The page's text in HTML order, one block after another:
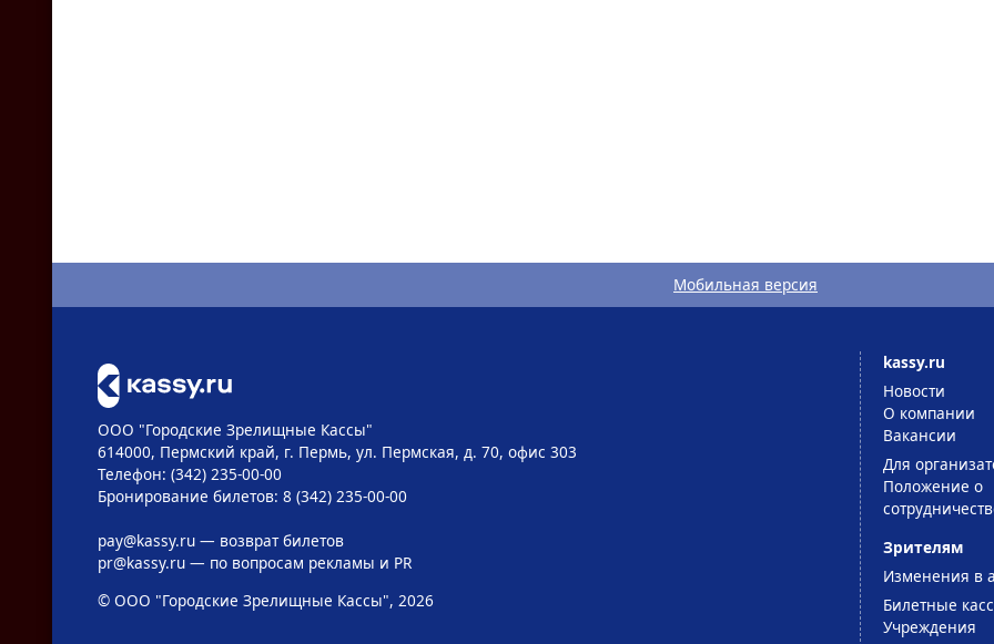
Мобильная версия
ООО "Городские Зрелищные Кассы"
614000, Пермский край, г. Пермь, ул. Пермская, д. 70, офис 303
Телефон: (342) 235-00-00
Бронирование билетов: 8 (342) 235-00-00
pay@kassy.ru— возврат билетов
pr@kassy.ru— по вопросам рекламы и PR
© ООО "Городские Зрелищные Кассы", 2026
kassy.ru
Новости
О компании
Вакансии
Для
Положение о
Зрителям
Изменения в
Билетные
Учреждения